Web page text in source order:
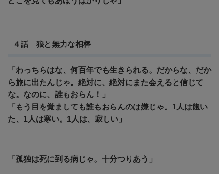
４話 狼と無力な相棒
「わっちらはな、何百年でも生きられる。だからな、だか
ら旅に出たんじゃ。絶対に、絶対にまた会えると信じて
な。なのに、誰もおらん！」
「もう目を覚ましても誰もおらんのは嫌じゃ。1人は飽い
た、1人は寒い。1人は、寂しい」
「孤独は死に到る病じゃ。十分つりあう」